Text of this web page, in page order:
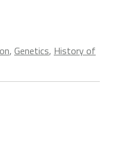
, Genetics, History of